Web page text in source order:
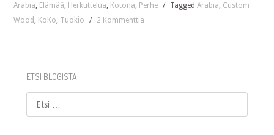
Arabia Elämää Herkuttelua Kotona Perhe / TaggedArabia Custom
Wood
KoKo Tuokio / 2 Kommenttia
ETSI BLOGISTA
Etsi